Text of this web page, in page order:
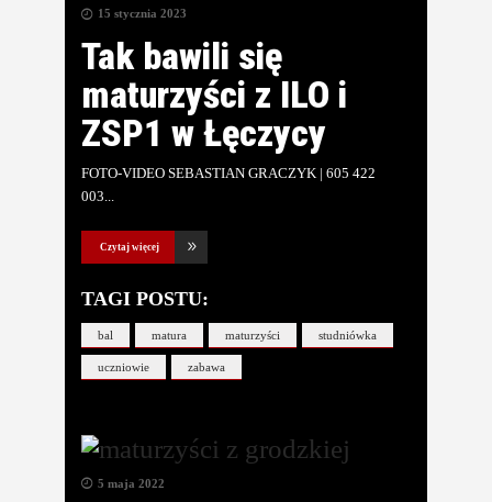
15 stycznia 2023
Tak bawili się
maturzyści z ILO i
ZSP1 w Łęczycy
FOTO-VIDEO SEBASTIAN GRACZYK | 605 422
003
Czytaj więcej
TAGI POSTU:
bal matura maturzyści studniówka
uczniowie zabawa
5 maja 2022